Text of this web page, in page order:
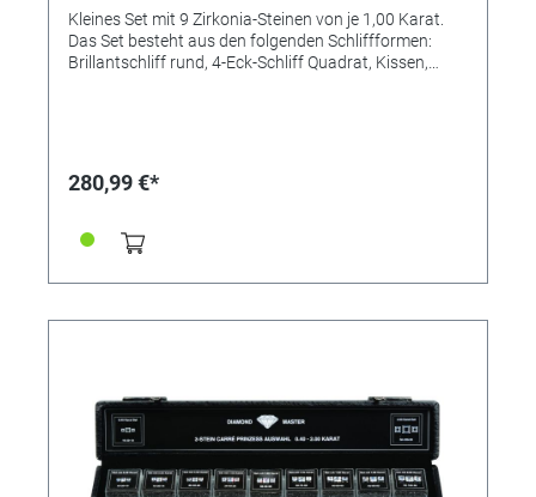
Kleines Set mit 9 Zirkonia-Steinen von je 1,00 Karat.
Das Set besteht aus den folgenden Schliffformen:
Brillantschliff rund, 4-Eck-Schliff Quadrat, Kissen,
280,99 €*